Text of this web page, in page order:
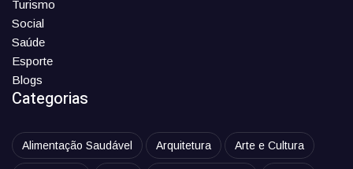
Turismo
Social
Saúde
Esporte
Blogs
Categorias
Alimentação Saudável Arquitetura Arte e Cultura